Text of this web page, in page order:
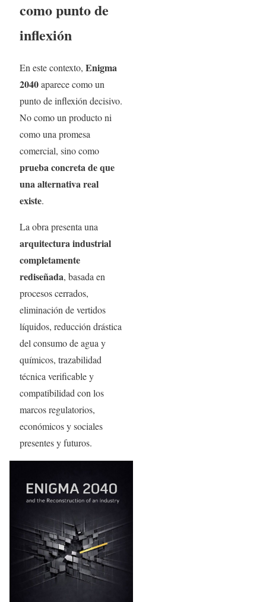
como punto de
inflexión
En este contexto, Enigma
2040aparece como un
punto de inflexión decisivo.
No como un producto ni
como una promesa
comercial, sino como
prueba concreta de que
una alternativa real
existe.
La obra presenta una
arquitectura industrial
completamente
rediseñada, basada en
procesos cerrados,
eliminación de vertidos
líquidos, reducción drástica
del consumo de agua y
químicos, trazabilidad
técnica verificable y
compatibilidad con los
marcos regulatorios,
económicos y sociales
presentes y futuros.